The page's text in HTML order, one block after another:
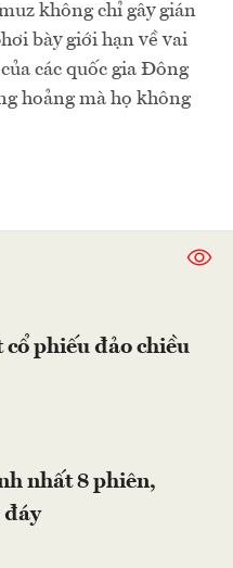
không chỉ gây gián
bày giới hạn về vai
các quốc gia Đông
hoảng mà họ không
phiếu đảo chiều
nhất 8 phiên,
đáy